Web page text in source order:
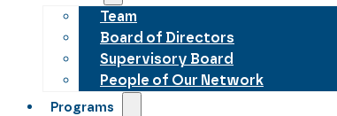
Team
Board of Directors
Supervisory Board
People of Our Network
Programs